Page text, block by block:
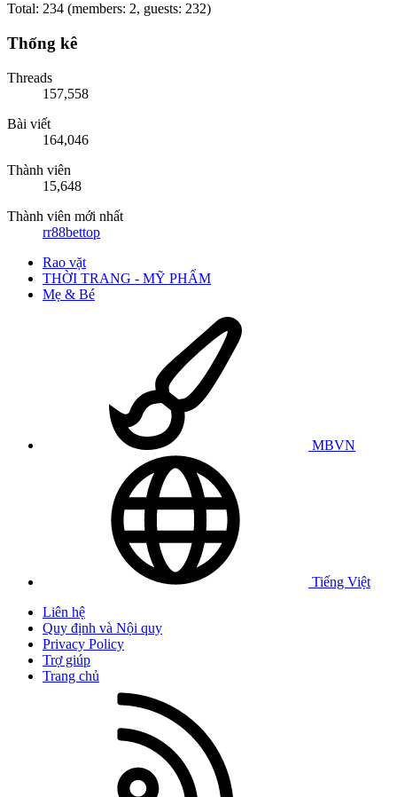
Total: 234 (members: 2, guests: 232)
Thống kê
Threads
157,558
Bài viết
164,046
Thành viên
15,648
Thành viên mới nhất
rr88bettop
Rao vặt
THỜI TRANG - MỸ PHẨM
Mẹ & Bé
MBVN
Tiếng Việt
Liên hệ
Quy định và Nội quy
Privacy Policy
Trợ giúp
Trang chủ